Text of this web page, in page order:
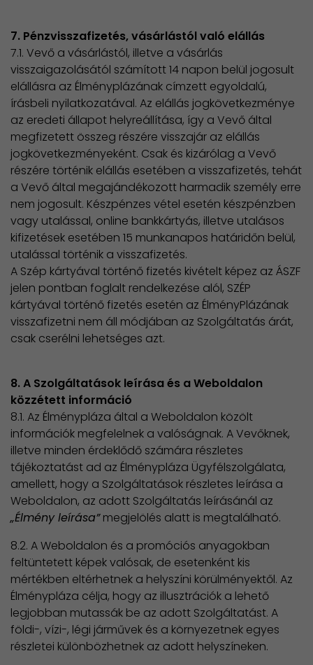
7. Pénzvisszafizetés, vásárlástól való elállás
7.1. Vevő a vásárlástól, illetve a vásárlás
visszaigazolásától számított 14 napon belül jogosult
elállásra az Élményplázának címzett egyoldalú,
írásbeli nyilatkozatával. Az elállás jogkövetkezménye
az eredeti állapot helyreállítása, így a Vevő által
megfizetett összeg részére visszajár az elállás
jogkövetkezményeként. Csak és kizárólag a Vevő
részére történik elállás esetében a visszafizetés, tehát
a Vevő által megajándékozott harmadik személy erre
nem jogosult. Készpénzes vétel esetén készpénzben
vagy utalással, online bankkártyás, illetve utalásos
kifizetések esetében 15 munkanapos határidőn belül,
utalással történik a visszafizetés.
A Szép kártyával történő fizetés kivételt képez az ÁSZF
jelen pontban foglalt rendelkezése alól, SZÉP
kártyával történő fizetés esetén az ÉlményPlázának
visszafizetni nem áll módjában az Szolgáltatás árát,
csak cserélni lehetséges azt.
8. A Szolgáltatások leírása és a Weboldalon
közzétett információ
8.1. Az Élménypláza által a Weboldalon közölt
információk megfelelnek a valóságnak. A Vevőknek,
illetve minden érdeklődő számára részletes
tájékoztatást ad az Élménypláza Ügyfélszolgálata,
amellett, hogy a Szolgáltatások részletes leírása a
Weboldalon, az adott Szolgáltatás leírásánál az
„Élmény leírása”megjelölés alatt is megtalálható.
8.2. A Weboldalon és a promóciós anyagokban
feltüntetett képek valósak, de esetenként kis
mértékben eltérhetnek a helyszíni körülményektől. Az
Élménypláza célja, hogy az illusztrációk a lehető
legjobban mutassák be az adott Szolgáltatást. A
földi-, vízi-, légi járművek és a környezetnek egyes
részletei különbözhetnek az adott helyszíneken.